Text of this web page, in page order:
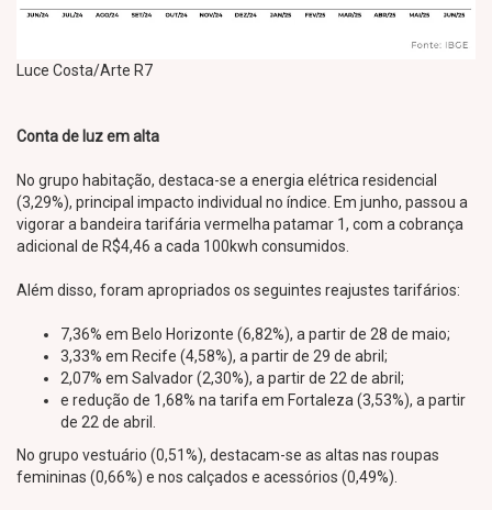
Luce Costa/Arte R7
Conta de luz em alta
No grupo habitação, destaca-se a energia elétrica residencial
(3,29%), principal impacto individual no índice. Em junho, passou a
vigorar a bandeira tarifária vermelha patamar 1, com a cobrança
adicional de R$4,46 a cada 100kwh consumidos.
Além disso, foram apropriados os seguintes reajustes tarifários:
7,36% em Belo Horizonte (6,82%), a partir de 28 de maio;
3,33% em Recife (4,58%), a partir de 29 de abril;
2,07% em Salvador (2,30%), a partir de 22 de abril;
e redução de 1,68% na tarifa em Fortaleza (3,53%), a partir
de 22 de abril.
No grupo vestuário (0,51%), destacam-se as altas nas roupas
femininas (0,66%) e nos calçados e acessórios (0,49%).